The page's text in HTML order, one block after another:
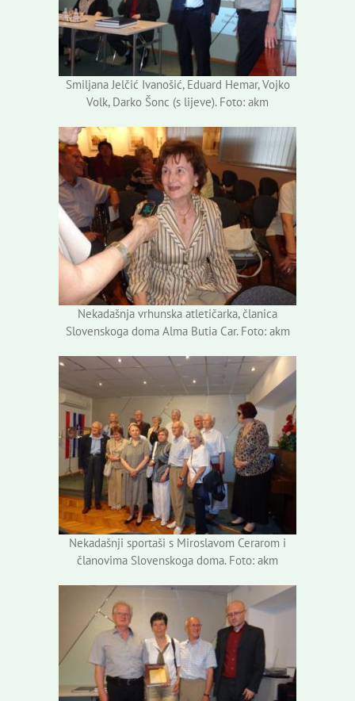
Smiljana Jelčić Ivanošić, Eduard Hemar, Vojko
Volk, Darko Šonc (s lijeve). Foto: akm
Nekadašnja vrhunska atletičarka, članica
Slovenskoga doma Alma Butia Car. Foto: akm
Nekadašnji sportaši s Miroslavom Cerarom i
članovima Slovenskoga doma. Foto: akm